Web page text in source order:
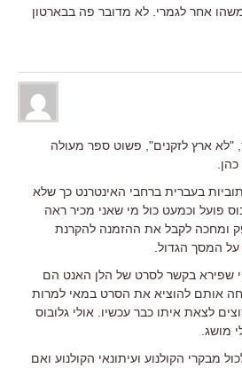
אחר לגמרי. לא מדובר פה בבארטון
"לא ארץ לזקנים", פשוט ספר מעולה
בעברית ברחבי האינטרנט כך שלא
פועל וכמעט כול מי שאני מכיר ראה
ומחכה לקבל את ההזמנה להקרנת
על המסך הגדול.
שפירא בקשר לסרט של הלן האנט הם
אותם להוציא את הסרט במאי למרות
לצאת איתו כבר עכשיו. אולי גלובוס
מושג.
מבקרי הקולנוע ועיתונאי הקולנוע ואם